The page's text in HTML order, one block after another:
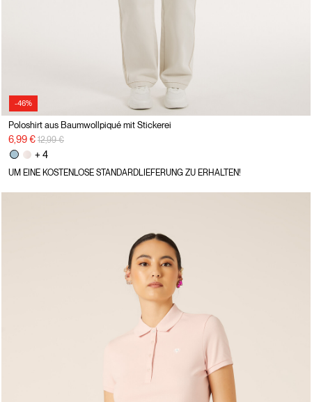
-46%
Poloshirt aus Baumwollpiqué mit Stickerei
6,99 € Preisreduzierung von
12,99 €
+ 4
UM EINE KOSTENLOSE STANDARDLIEFERUNG ZU ERHALTEN!